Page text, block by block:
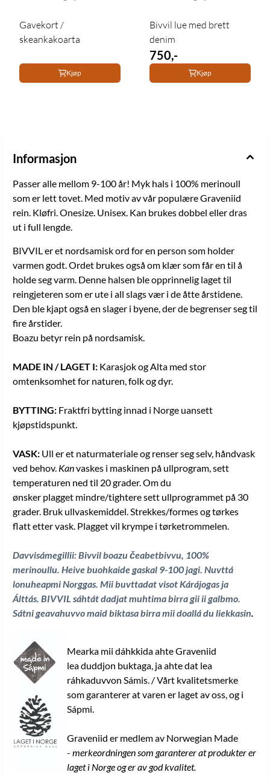
Gavekort /
skeankakoarta
Kjøp
Bivvil lue med brett
denim
750,-
Kjøp
Informasjon
Passer alle mellom 9-100 år! Myk hals i 100% merinoull
som er lett tovet. Med motiv av vår populære Graveniid
rein. Kløfri. Onesize. Unisex. Kan brukes dobbel eller dras
ut i full lengde.
BIVVIL er et nordsamisk ord for en person som holder
varmen godt. Ordet brukes også om klær som får en til å
holde seg varm. Denne halsen ble opprinnelig laget til
reingjeteren som er ute i all slags vær i de åtte årstidene.
Den ble kjapt også en slager i byene, der de begrenser seg til
fire årstider.
Boazu betyr rein på nordsamisk.
MADE IN / LAGET I: Karasjok og Alta med stor
omtenksomhet for naturen, folk og dyr.
BYTTING: Fraktfri bytting innad i Norge uansett
kjøpstidspunkt.
VASK: Ull er et naturmateriale og renser seg selv, håndvask
ved behov. Kanvaskes i maskinen på ullprogram, sett
temperaturen ned til 20 grader. Om du
ønsker plagget mindre/tightere sett ullprogrammet på 30
grader. Bruk ullvaskemiddel. Strekkes/formes og tørkes
flatt etter vask. Plagget vil krympe i tørketrommelen.
Davvisámegillii: Bivvil boazu čeabetbivvu, 100%
merinoullu. Heive buohkaide gaskal 9-100 jagi . Nuvttá
lonuheapmi Norggas. Mii buvttadat visot Kárájogas ja
Álttás. BIVVIL sáhtát dadjat muhtima birra gii ii galbmo.
Sátni geavahuvvo maid biktasa birra mii doallá du liekkasin.
Mearka mii dáhkkida ahte Graveniid
lea duddjon buktaga, ja ahte dat lea
ráhkaduvvon Sámis. / Vårt kvalitetsmerke
som garanterer at varen er laget av oss, og i
Sápmi.
Graveniid er medlem av Norwegian Made
- merkeordningen som garanterer at produkter er
laget i Norge og er av god kvalitet.